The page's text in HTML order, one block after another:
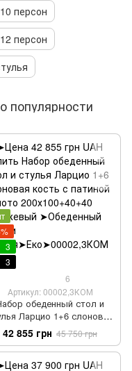
персон
персон
популярности
3
3
6
Артикул: 00002,3КОМ
обеденный стол и
Ларцио 1+6 слоновая
кость с патиной золото
200х100+40+40
42 855 грн 45 750 грн